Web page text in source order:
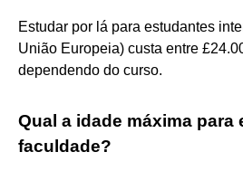
Estudar por lá para estudantes
União Europeia) custa entre
dependendo do curso.
Qual a idade máxima para
faculdade?